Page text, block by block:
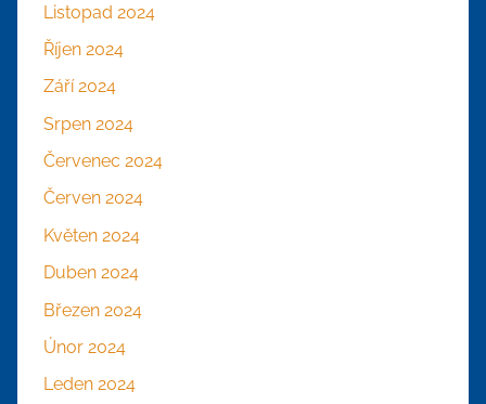
Listopad 2024
Říjen 2024
Září 2024
Srpen 2024
Červenec 2024
Červen 2024
Květen 2024
Duben 2024
Březen 2024
Únor 2024
Leden 2024